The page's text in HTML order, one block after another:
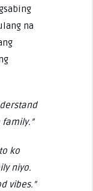
na
ko
niyo.
vibes.”